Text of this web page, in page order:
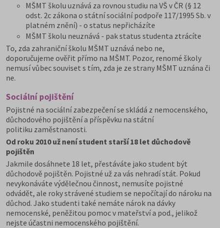
MŠMT školu uznává za rovnou studiu na VŠ v ČR (§ 12
odst. 2c zákona o státní sociální podpoře 117/1995 Sb. v
platném znění) - o status nepřicházíte
MŠMT školu neuznává - pak status studenta ztrácíte
To, zda zahraniční školu MŠMT uznává nebo ne,
doporučujeme ověřit přímo na MŠMT. Pozor, renomé školy
nemusí vůbec souviset s tím, zda je ze strany MŠMT uznána či
ne.
Sociální pojištění
Pojistné na sociální zabezpečení se skládá z nemocenského,
důchodového pojištění a příspěvku na státní
politiku zaměstnanosti.
Od roku 2010 už není student starší 18 let důchodově
pojištěn
Jakmile dosáhnete 18 let, přestáváte jako student být
důchodově pojištěn. Pojistné už za vás nehradí stát. Pokud
nevykonáváte výdělečnou činnost, nemusíte pojistné
odvádět, ale roky strávené studiem se nepočítají do nároku na
důchod. Jako studenti také nemáte nárok na dávky
nemocenské, peněžitou pomoc v mateřství a pod., jelikož
nejste účastni nemocenského pojištění.